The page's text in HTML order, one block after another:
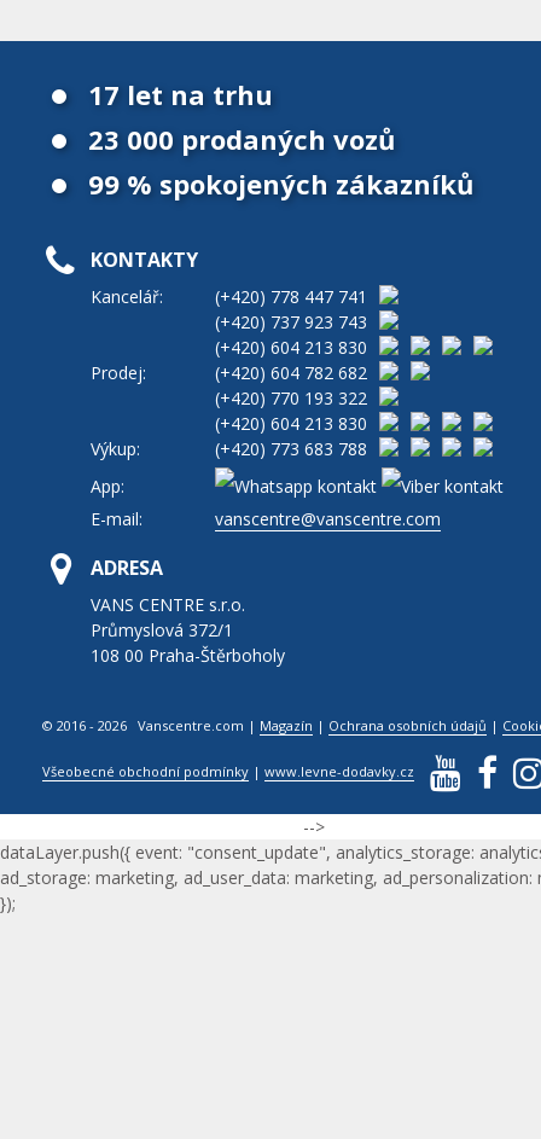
17 let na trhu
23 000 prodaných vozů
99 % spokojených zákazníků
KONTAKTY
Kancelář: (+420) 778 447 741
(+420) 737 923 743
(+420) 604 213 830
Prodej:
(+420) 604 782 682
(+420) 770 193 322
(+420) 604 213 830
Výkup:
(+420) 773 683 788
App:
E-mail:
vanscentre@vanscentre.com
ADRESA
VANS CENTRE s.r.o.
Průmyslová 372/1
108 00 Praha-Štěrboholy
© 2016 - 2026 Vanscentre.com | Magazín | Ochrana osobních údajů |
Všeobecné obchodní podmínky |www.levne-dodavky.cz
-->
dataLayer.push({ event: "consent_update", analytics_storage:
ad_storage: marketing, ad_user_data: marketing, ad_personalization:
});